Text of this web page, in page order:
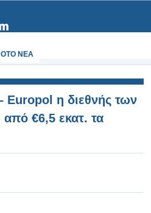
NEA
η διεθνής των
€6,5 εκατ. τα